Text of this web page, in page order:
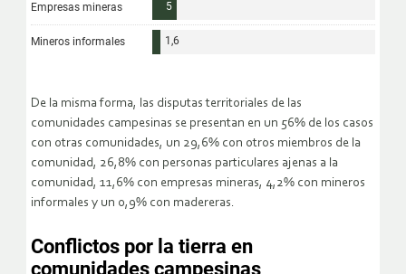
De la misma forma, las disputas territoriales de las
comunidades campesinas se presentan en un 56% de los casos
con otras comunidades, un 29,6% con otros miembros de la
comunidad, 26,8% con personas particulares ajenas a la
comunidad, 11,6% con empresas mineras, 4,2% con mineros
informales y un 0,9% con madereras.